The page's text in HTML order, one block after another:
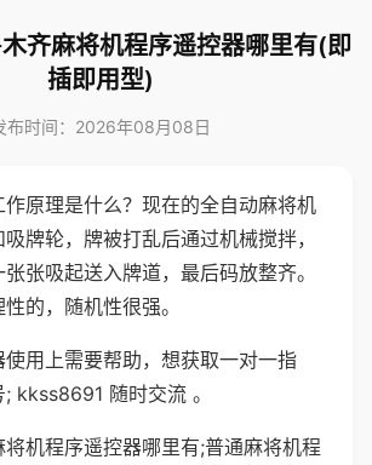
齐麻将机程序遥控器哪里有(即
插即用型)
布时间：2026年08月08日
作原理是什么？现在的全自动麻将机
牌轮，牌被打乱后通过机械搅拌，
张吸起送入牌道，最后码放整齐。
的，随机性很强。
使用上需要帮助，想获取一对一指
kkss8691 随时交流 。
将机程序遥控器哪里有;普通麻将机程